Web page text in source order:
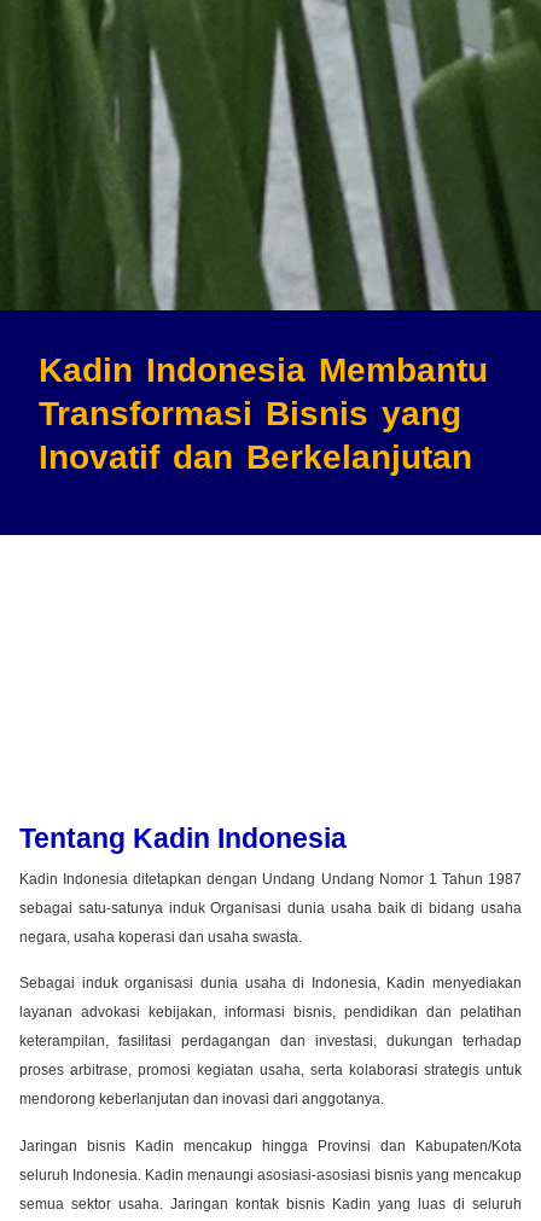
Kadin Indonesia Membantu
Transformasi Bisnis yang
Inovatif dan Berkelanjutan
Tentang Kadin Indonesia
Kadin Indonesia ditetapkan dengan Undang Undang Nomor 1 Tahun 1987
sebagai satu-satunya induk Organisasi dunia usaha baik di bidang usaha
negara, usaha koperasi dan usaha swasta.
Sebagai induk organisasi dunia usaha di Indonesia, Kadin menyediakan
layanan advokasi kebijakan, informasi bisnis, pendidikan dan pelatihan
keterampilan, fasilitasi perdagangan dan investasi, dukungan terhadap
proses arbitrase, promosi kegiatan usaha, serta kolaborasi strategis untuk
mendorong keberlanjutan dan inovasi dari anggotanya.
Jaringan bisnis Kadin mencakup hingga Provinsi dan Kabupaten/Kota
seluruh Indonesia. Kadin menaungi asosiasi-asosiasi bisnis yang mencakup
semua sektor usaha. Jaringan kontak bisnis Kadin yang luas di seluruh